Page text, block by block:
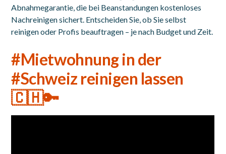
Abnahmegarantie, die bei Beanstandungen kostenloses
Nachreinigen sichert. Entscheiden Sie, ob Sie selbst
reinigen oder Profis beauftragen – je nach Budget und Zeit.
#Mietwohnung in der
#Schweiz reinigen lassen
🇨🇭🔑